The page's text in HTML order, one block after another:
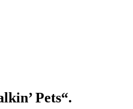
Pets“.